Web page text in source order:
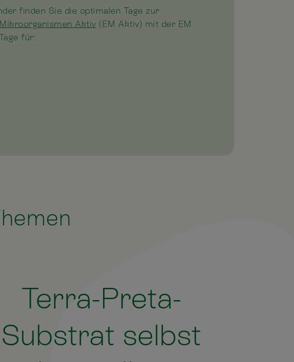
finden Sie die optimalen Tage zur
Aktiv (EM Aktiv) mit der EM
für:
Terra-Preta-
Substrat selbst